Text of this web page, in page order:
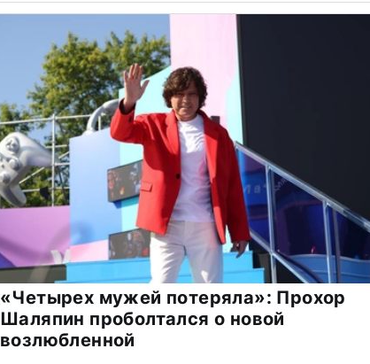
«Четырех мужей потеряла»: Прохор
Шаляпин проболтался о новой
возлюбленной